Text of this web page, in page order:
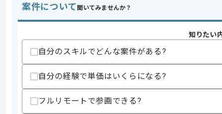
上記に似た経験やスキルをお持ちであれば
精算・お支払い
精算条件
有
精算基準時間
140時間〜180時間
支払いサイト
15日
案件について 聞いてみませんか？
知りたい
自分のスキルでどんな案件がある?
自分の経験で単価はいくらになる?
フルリモートで参画できる?